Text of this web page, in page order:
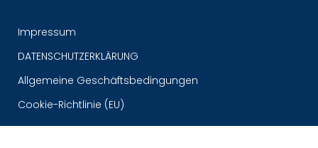
Impressum
DATENSCHUTZERKLÄRUNG
Allgemeine Geschäftsbedingungen
Cookie-Richtlinie (EU)